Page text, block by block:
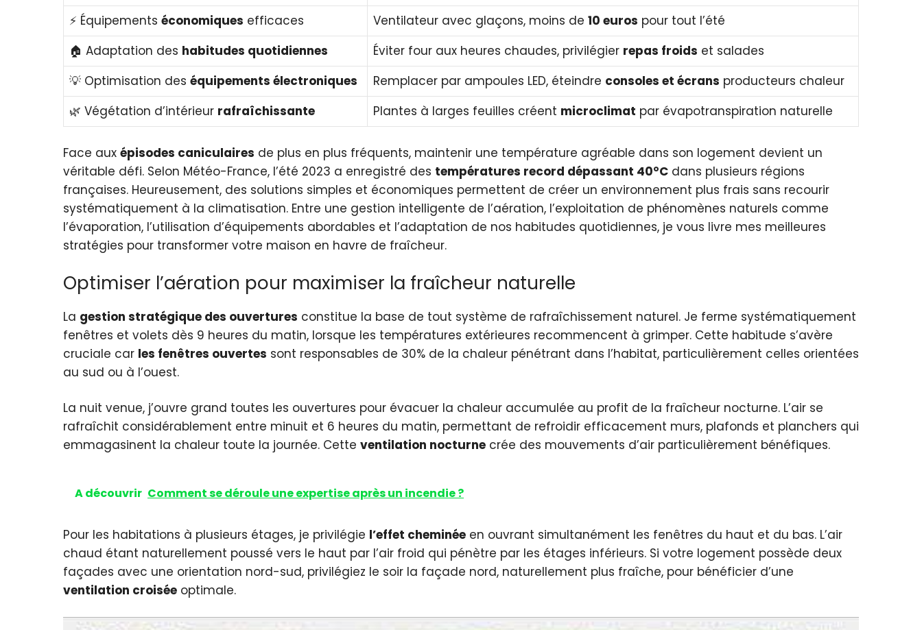
⚡ Équipements économiques efficaces Ventilateur avec glaçons, moins de 10 euros pour tout l’été
🏠 Adaptation des habitudes quotidiennes Éviter four aux heures chaudes, privilégier repas froids et salades
💡 Optimisation des équipements électroniques Remplacer par ampoules LED, éteindre consoles et écrans producteurs chaleur
🌿 Végétation d’intérieur rafraîchissante Plantes à larges feuilles créent microclimat par évapotranspiration naturelle
Face aux épisodes caniculaires de plus en plus fréquents, maintenir une température agréable dans son logement devient un
véritable défi. Selon Météo-France, l’été 2023 a enregistré des températures record dépassant 40°C dans plusieurs régions
françaises. Heureusement, des solutions simples et économiques permettent de créer un environnement plus frais sans recourir
systématiquement à la climatisation. Entre une gestion intelligente de l’aération, l’exploitation de phénomènes naturels comme
l’évaporation, l’utilisation d’équipements abordables et l’adaptation de nos habitudes quotidiennes, je vous livre mes meilleures
stratégies pour transformer votre maison en havre de fraîcheur.
Optimiser l’aération pour maximiser la fraîcheur naturelle
La gestion stratégique des ouvertures constitue la base de tout système de rafraîchissement naturel. Je ferme systématiquement
fenêtres et volets dès 9 heures du matin, lorsque les températures extérieures recommencent à grimper. Cette habitude s’avère
cruciale car les fenêtres ouvertes sont responsables de 30% de la chaleur pénétrant dans l’habitat, particulièrement celles orientées
au sud ou à l’ouest.
La nuit venue, j’ouvre grand toutes les ouvertures pour évacuer la chaleur accumulée au profit de la fraîcheur nocturne. L’air se
rafraîchit considérablement entre minuit et 6 heures du matin, permettant de refroidir efficacement murs, plafonds et planchers qui
emmagasinent la chaleur toute la journée. Cette ventilation nocturne crée des mouvements d’air particulièrement bénéfiques.
A découvrir Comment se déroule une expertise après un incendie ?
Pour les habitations à plusieurs étages, je privilégie l’effet cheminée en ouvrant simultanément les fenêtres du haut et du bas. L’air
chaud étant naturellement poussé vers le haut par l’air froid qui pénètre par les étages inférieurs. Si votre logement possède deux
façades avec une orientation nord-sud, privilégiez le soir la façade nord, naturellement plus fraîche, pour bénéficier d’une
ventilation croisée optimale.